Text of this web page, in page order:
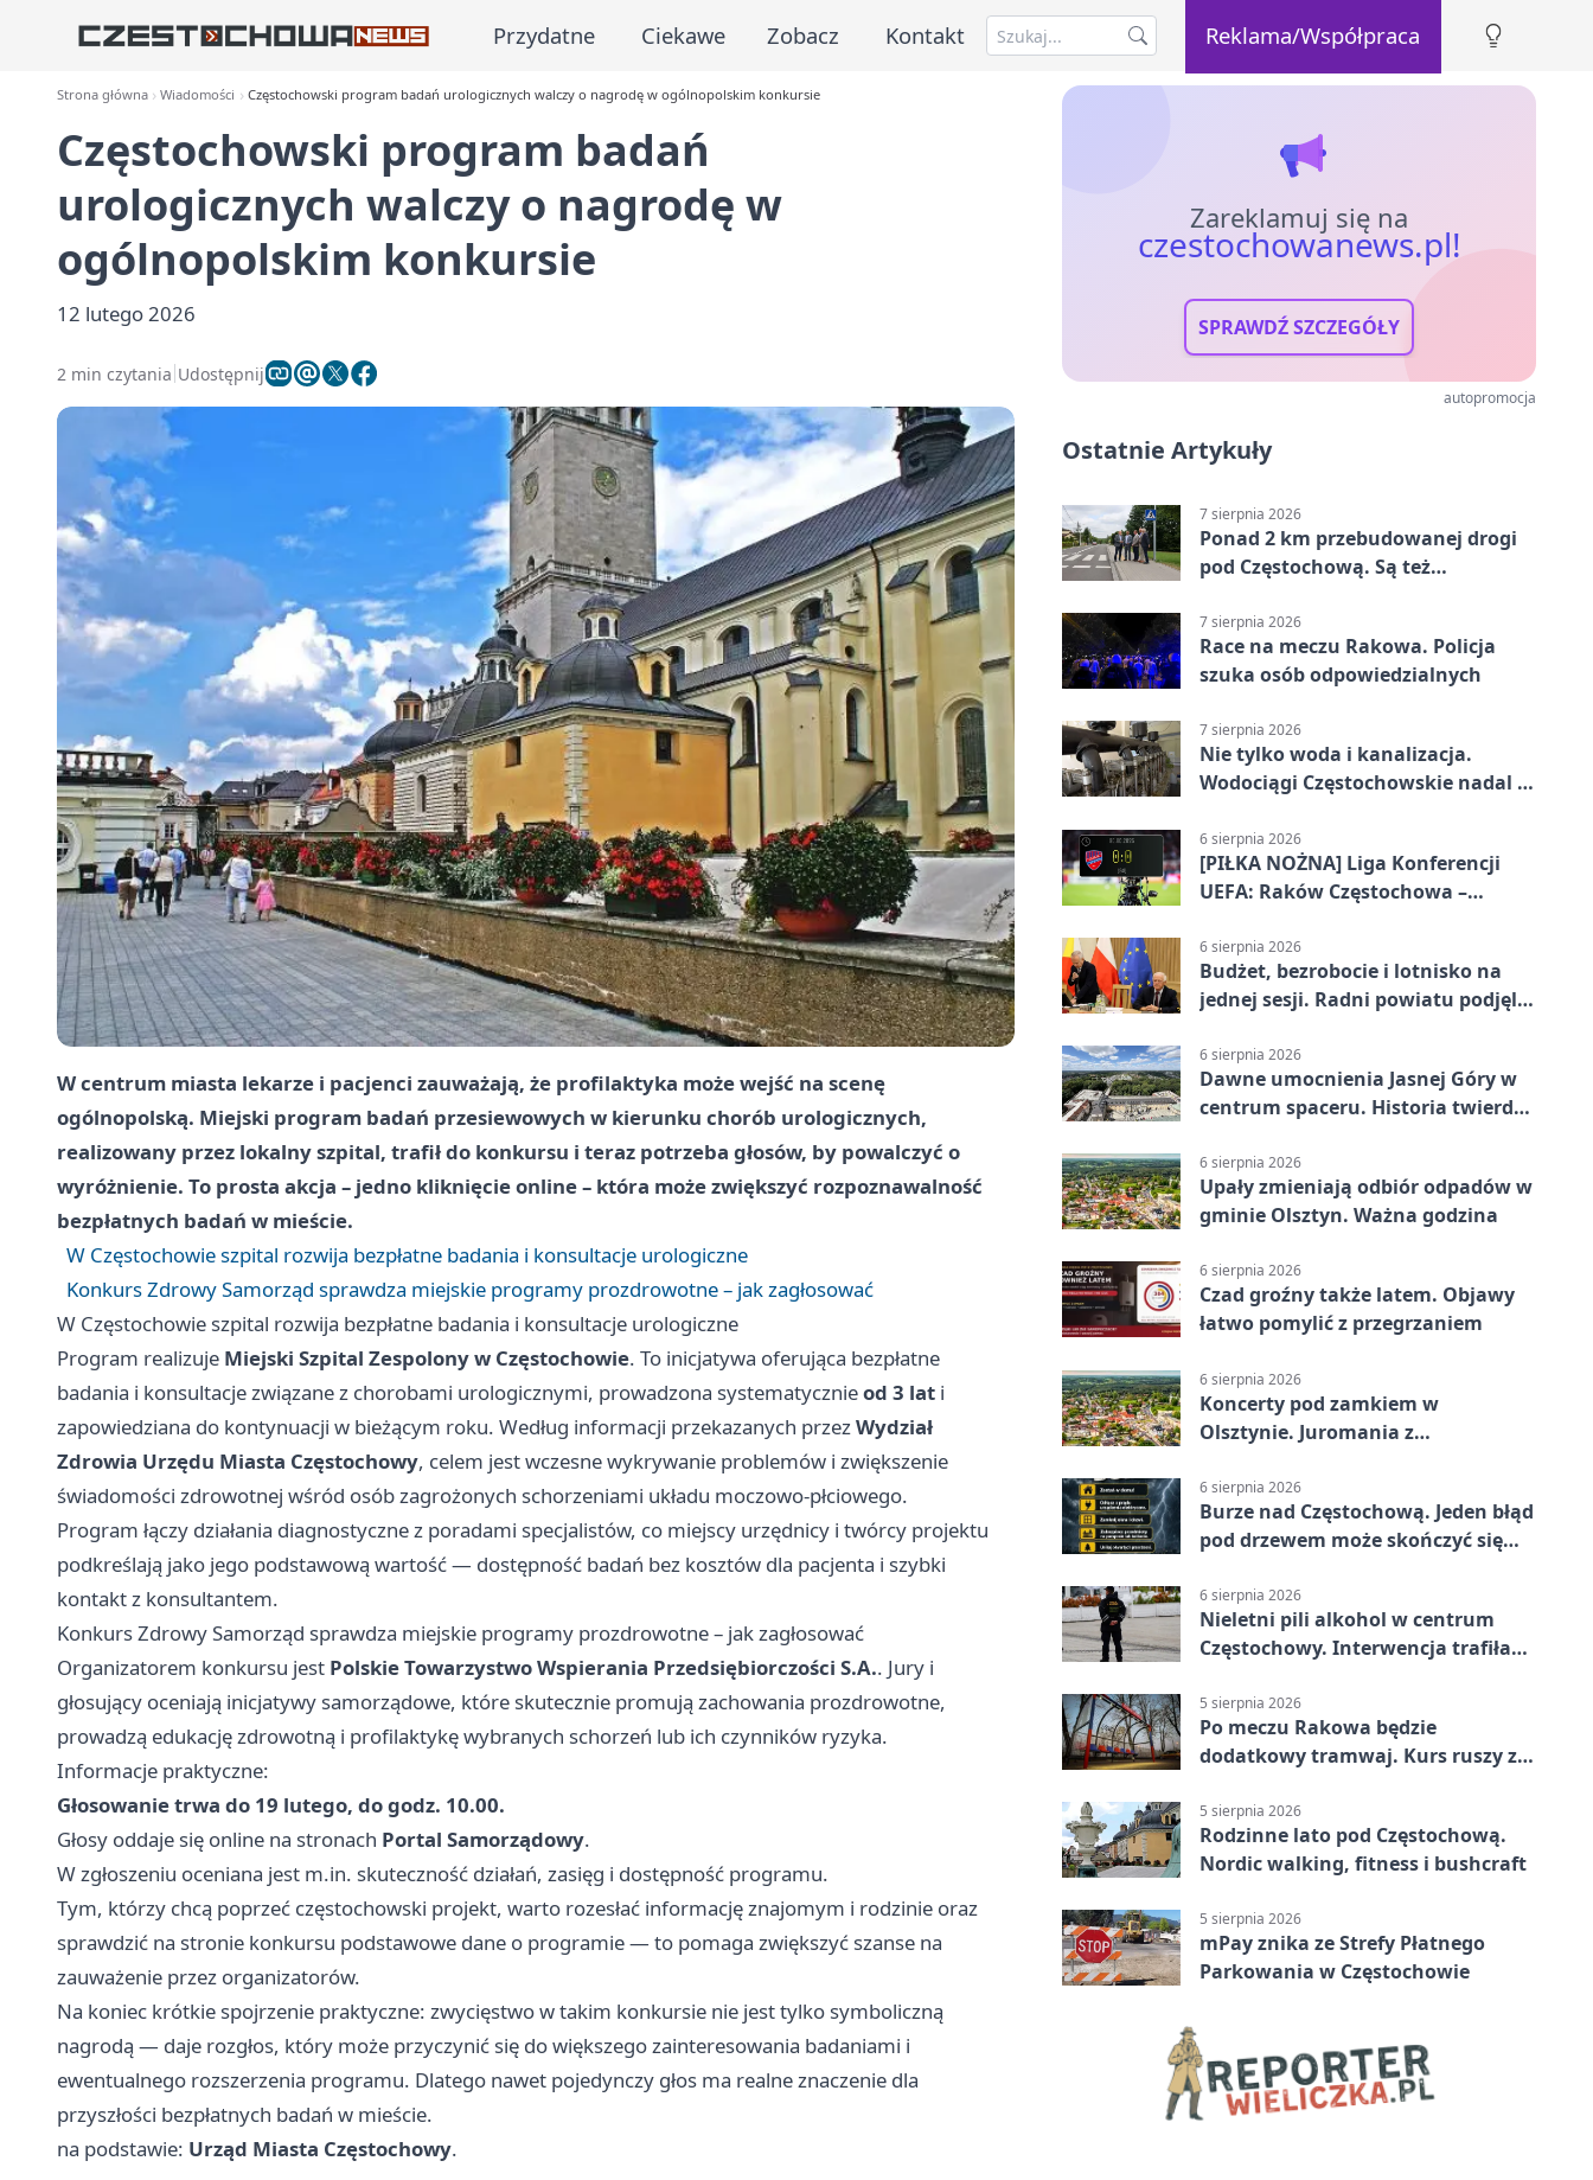
Przydatne Ciekawe Zobacz Kontakt Reklama/Współpraca
Strona główna Wiadomości Częstochowski program badań urologicznych walczy o nagrodę w ogólnopolskim konkursie
Częstochowski program badań
urologicznych walczy o nagrodę w
ogólnopolskim konkursie
12 lutego 2026
2 min czytania Udostępnij
W centrum miasta lekarze i pacjenci zauważają, że profilaktyka może wejść na scenę
ogólnopolską. Miejski program badań przesiewowych w kierunku chorób urologicznych,
realizowany przez lokalny szpital, trafił do konkursu i teraz potrzeba głosów, by powalczyć o
wyróżnienie. To prosta akcja – jedno kliknięcie online – która może zwiększyć rozpoznawalność
bezpłatnych badań w mieście.
W Częstochowie szpital rozwija bezpłatne badania i konsultacje urologiczne
Konkurs Zdrowy Samorząd sprawdza miejskie programy prozdrowotne – jak zagłosować
W Częstochowie szpital rozwija bezpłatne badania i konsultacje urologiczne
Program realizuje Miejski Szpital Zespolony w Częstochowie. To inicjatywa oferująca bezpłatne
badania i konsultacje związane z chorobami urologicznymi, prowadzona systematycznieod 3 lat i
zapowiedziana do kontynuacji w bieżącym roku. Według informacji przekazanych przezWydział
Zdrowia Urzędu Miasta Częstochowy, celem jest wczesne wykrywanie problemów i zwiększenie
świadomości zdrowotnej wśród osób zagrożonych schorzeniami układu moczowo‑płciowego.
Program łączy działania diagnostyczne z poradami specjalistów, co miejscy urzędnicy i twórcy projektu
podkreślają jako jego podstawową wartość — dostępność badań bez kosztów dla pacjenta i szybki
kontakt z konsultantem.
Konkurs Zdrowy Samorząd sprawdza miejskie programy prozdrowotne – jak zagłosować
Organizatorem konkursu jest Polskie Towarzystwo Wspierania Przedsiębiorczości S.A.. Jury i
głosujący oceniają inicjatywy samorządowe, które skutecznie promują zachowania prozdrowotne,
prowadzą edukację zdrowotną i profilaktykę wybranych schorzeń lub ich czynników ryzyka.
Informacje praktyczne:
Głosowanie trwa do 19 lutego, do godz. 10.00.
Głosy oddaje się online na stronach Portal Samorządowy.
W zgłoszeniu oceniana jest m.in. skuteczność działań, zasięg i dostępność programu.
Tym, którzy chcą poprzeć częstochowski projekt, warto rozesłać informację znajomym i rodzinie oraz
sprawdzić na stronie konkursu podstawowe dane o programie — to pomaga zwiększyć szanse na
zauważenie przez organizatorów.
Na koniec krótkie spojrzenie praktyczne: zwycięstwo w takim konkursie nie jest tylko symboliczną
nagrodą — daje rozgłos, który może przyczynić się do większego zainteresowania badaniami i
ewentualnego rozszerzenia programu. Dlatego nawet pojedynczy głos ma realne znaczenie dla
przyszłości bezpłatnych badań w mieście.
na podstawie: Urząd Miasta Częstochowy.
Zareklamuj się na
czestochowanews.pl!
SPRAWDŹ SZCZEGÓŁY
autopromocja
Ostatnie Artykuły
7 sierpnia 2026
Ponad 2 km przebudowanej drogi
pod Częstochową. Są też
7 sierpnia 2026
Race na meczu Rakowa. Policja
szuka osób odpowiedzialnych
7 sierpnia 2026
Nie tylko woda i kanalizacja.
Wodociągi Częstochowskie nadal w
6 sierpnia 2026
[PIŁKA NOŻNA] Liga Konferencji
UEFA: Raków Częstochowa –
meczu III rundy eliminacji
6 sierpnia 2026
Budżet, bezrobocie i lotnisko na
jednej sesji. Radni powiatu podjęli
6 sierpnia 2026
Dawne umocnienia Jasnej Góry w
centrum spaceru. Historia twierdzy
6 sierpnia 2026
Upały zmieniają odbiór odpadów w
gminie Olsztyn. Ważna godzina
6 sierpnia 2026
Czad groźny także latem. Objawy
łatwo pomylić z przegrzaniem
6 sierpnia 2026
Koncerty pod zamkiem w
Olsztynie. Juromania z
6 sierpnia 2026
Burze nad Częstochową. Jeden błąd
pod drzewem może skończyć się
6 sierpnia 2026
Nieletni pili alkohol w centrum
Częstochowy. Interwencja trafiła
5 sierpnia 2026
Po meczu Rakowa będzie
dodatkowy tramwaj. Kurs ruszy ze
5 sierpnia 2026
Rodzinne lato pod Częstochową.
Nordic walking, fitness i bushcraft
5 sierpnia 2026
mPay znika ze Strefy Płatnego
Parkowania w Częstochowie